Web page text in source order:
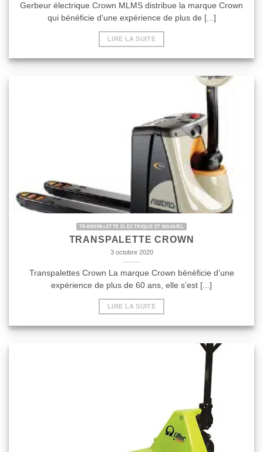
Gerbeur électrique Crown MLMS distribue la marque Crown
qui bénéficie d’une expérience de plus de [...]
LIRE LA SUITE
TRANSPALETTE ÉLECTRIQUE ET MANUEL
TRANSPALETTE CROWN
3 octobre 2020
Transpalettes Crown La marque Crown bénéficie d’une
expérience de plus de 60 ans, elle s’est [...]
LIRE LA SUITE